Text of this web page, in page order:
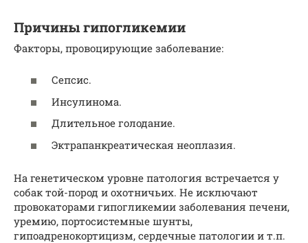
Причины гипогликемии
Факторы, провоцирующие заболевание:
Сепсис.
Инсулинома.
Длительное голодание.
Эктрапанкреатическая неоплазия.
На генетическом уровне патология встречается у
собак той-пород и охотничьих. Не исключают
провокаторами гипогликемии заболевания печени,
уремию, портосистемные шунты,
гипоадренокортицизм, сердечные патологии и т.п.